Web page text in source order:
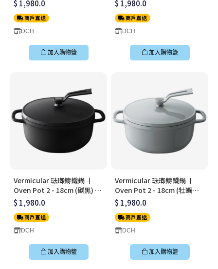
〡無水料理鍋〡OP2R18S-PK
$ 1,980.0
商戶直送
DCH
加入購物籃
OP2R18S-YL
$ 1,980.0
商戶直送
DCH
加入購物籃
Vermicular 琺瑯鑄鐵鍋 〡
Oven Pot 2 - 18cm (碳黑) 〡
無水料理鍋〡OP2R18S-BK
$ 1,980.0
商戶直送
DCH
加入購物籃
Vermicular 琺瑯鑄鐵鍋 〡
Oven Pot 2 - 18cm (牡蠣灰)
〡無水料理鍋〡OP2R18S-GY
$ 1,980.0
商戶直送
DCH
加入購物籃